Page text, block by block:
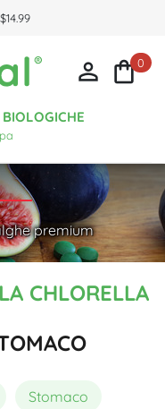
 0
premium
CHLORELLA
Stomaco